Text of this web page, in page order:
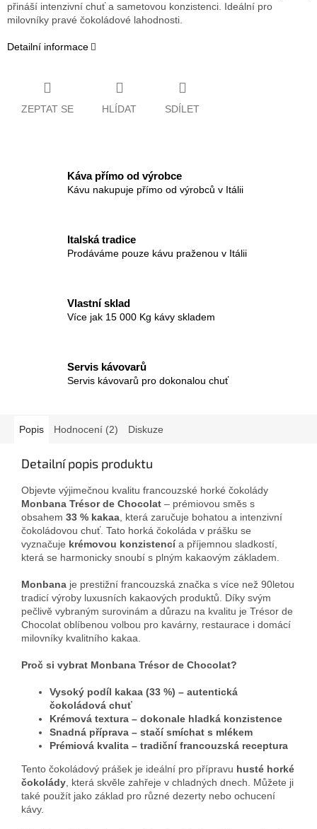
přináší intenzivní chuť a sametovou konzistenci. Ideální pro
milovníky pravé čokoládové lahodnosti.
Detailní informace
ZEPTAT SE HLÍDAT SDÍLET
Káva přímo od výrobce
Kávu nakupuje přímo od výrobců v Itálii
Italská tradice
Prodáváme pouze kávu praženou v Itálii
Vlastní sklad
Více jak 15 000 Kg kávy skladem
Servis kávovarů
Servis kávovarů pro dokonalou chuť
Popis Hodnocení (2) Diskuze
Detailní popis produktu
Objevte výjimečnou kvalitu francouzské horké čokolády
Monbana Trésor de Chocolat – prémiovou směs s
obsahem 33 % kakaa , která zaručuje bohatou a intenzivní
čokoládovou chuť. Tato horká čokoláda v prášku se
vyznačuje krémovou konzistencía příjemnou sladkostí,
která se harmonicky snoubí s plným kakaovým základem.
Monbana je prestižní francouzská značka s více než 90letou
tradicí výroby luxusních kakaových produktů. Díky svým
pečlivě vybraným surovinám a důrazu na kvalitu je Trésor de
Chocolat oblíbenou volbou pro kavárny, restaurace i domácí
milovníky kvalitního kakaa.
Proč si vybrat Monbana Trésor de Chocolat?
Vysoký podíl kakaa (33 %) – autentická
čokoládová chuť
Krémová textura – dokonale hladká konzistence
Snadná příprava – stačí smíchat s mlékem
Prémiová kvalita – tradiční francouzská receptura
Tento čokoládový prášek je ideální pro přípravu husté horké
čokolády , která skvěle zahřeje v chladných dnech. Můžete ji
také použít jako základ pro různé dezerty nebo ochucení
kávy.